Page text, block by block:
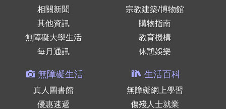
相關新聞
其他資訊
無障礙大學生活
每月通訊
宗教建築/博物館
購物指南
教育機構
休憩娛樂
無障礙生活
真人圖書館
優惠速遞
生活百科
無障礙網上學習
傷殘人士就業